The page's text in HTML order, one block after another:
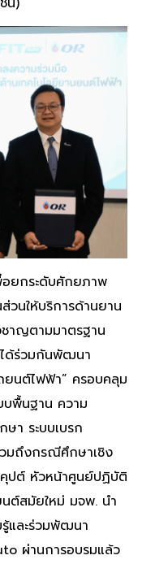
อยกระดับศักยภาพ
วนให้บริการด้านยาน
าญตามมาตรฐาน
ด้ร่วมกันพัฒนา
ยนต์ไฟฟ้า” ครอบคลุม
พื้นฐาน ความ
า ระบบเบรก
วมถึงกรณีศึกษาเชิง
ปต์ หัวหน้าศูนย์ปฏิบัติ
นต์สมัยใหม่ มจพ. นำ
และร่วมพัฒนา
ผ่านการอบรมแล้ว